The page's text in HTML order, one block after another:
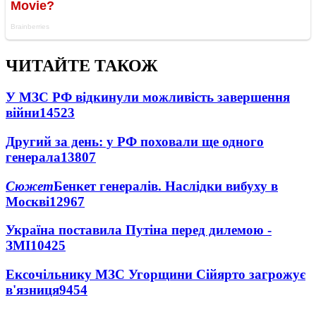
ЧИТАЙТЕ ТАКОЖ
У МЗС РФ відкинули можливість завершення
війни14523
Другий за день: у РФ поховали ще одного
генерала13807
СюжетБенкет генералів. Наслідки вибуху в
Москві12967
Україна поставила Путіна перед дилемою -
ЗМІ10425
Ексочільнику МЗС Угорщини Сійярто загрожує
в'язниця9454